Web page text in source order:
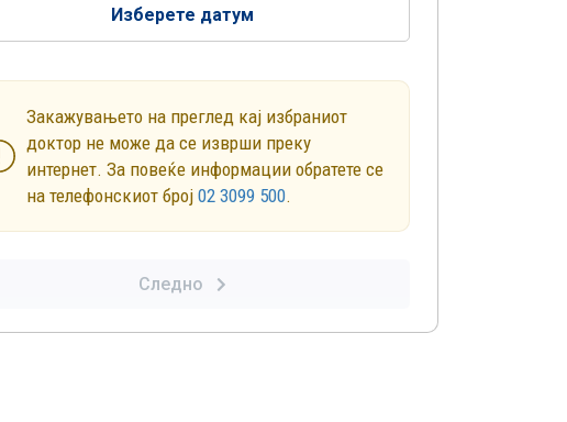
Изберете датум
Закажувањето на преглед кај избраниот
доктор не може да се изврши преку
интернет. За повеќе информации обратете се
на телефонскиот број02 3099 500.
Следно